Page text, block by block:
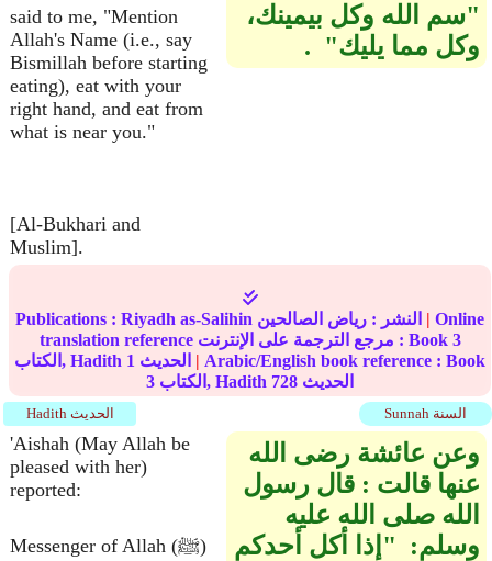
said to me, "Mention
Allah's Name (i.e., say
Bismillah before starting
eating), eat with your
right hand, and eat from
what is near you."
[Al-Bukhari and
Muslim].
"‏سم الله وكل بيمينك،
وكل مما يليك‏"‏ ‏ ‏.‏
Publications : Riyadh as-Salihin النشر : رياض الصالحين | Online
translation reference مرجع الترجمة على الإنترنت : Book 3
الكتاب, Hadith 1 | Arabic/English book reference : Book
3
الكتاب, Hadith 728 الحديث
Sunnah السنة Hadith الحديث
'Aishah (May Allah be
pleased with her)
reported:
Messenger of Allah (ﷺ)
وعن عائشة رضى الله
عنها قالت ‏:‏ قال رسول
الله صلى الله عليه
وسلم‏:‏ ‏ "‏إذا أكل أحدكم